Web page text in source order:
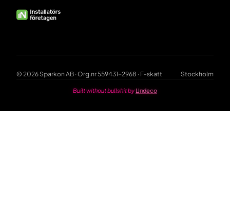
© 2026 Sparkon AB · Org.nr 559431-2968 · F-skatt Stockholm
Built without bullshit by Undeco